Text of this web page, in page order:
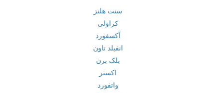
سنت هلنز
کراولی
آکسفورد
انفیلد تاون
بلک برن
اکستر
واتفورد